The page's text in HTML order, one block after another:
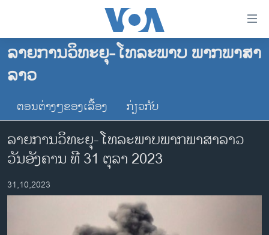
ເຂົ້າ
ຫາ
ຂ້າມ
ຫາ
ຊອກ
ໂຮມເພຈ
ລາວ
ອາເມຣິກາ
ການເລືອກຕັ້ງ ປະທານາທີບໍດີ ສະຫະລັດ 2024
ຂ່າວ​ຈີນ
ເອເຊຍ
ອິດສະຫຼະພາບດ້ານການຂ່າວ
ລາຍການວິທະຍຸ-ໂທລະພາບ ພາກພາສາ
ລາວ
ຕອນຕ່າງໆຂອງເລື້ອງ ກ່ຽວກັບ
ລາຍການວິທະຍຸ-ໂທລະພາບພາກພາສາລາວ
ວັນອັງຄານ ທີ 31 ຕຸລາ 2023
31,10,2023